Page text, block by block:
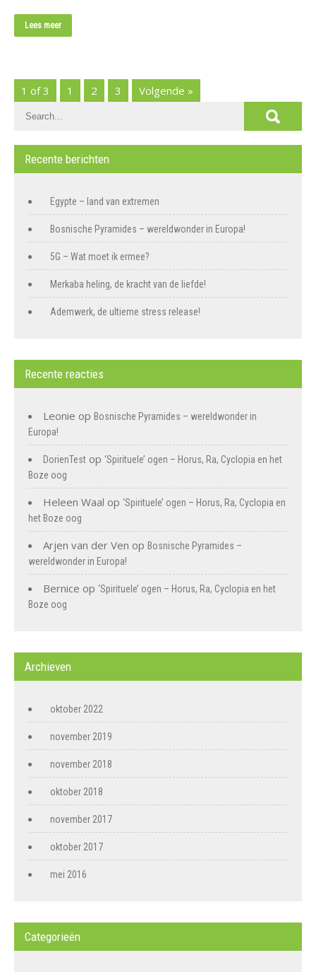
Lees meer
1 of 3 1 2 3 Volgende »
Recente berichten
Egypte – land van extremen
Bosnische Pyramides – wereldwonder in Europa!
5G – Wat moet ik ermee?
Merkaba heling, de kracht van de liefde!
Ademwerk, de ultieme stress release!
Recente reacties
Leonie op Bosnische Pyramides – wereldwonder in
Europa!
DorienTest op ‘Spirituele’ ogen – Horus, Ra, Cyclopia en het
Boze oog
Heleen Waal op ‘Spirituele’ ogen – Horus, Ra, Cyclopia en
het Boze oog
Arjen van der Ven op Bosnische Pyramides –
wereldwonder in Europa!
Bernice op ‘Spirituele’ ogen – Horus, Ra, Cyclopia en het
Boze oog
Archieven
oktober 2022
november 2019
november 2018
oktober 2018
november 2017
oktober 2017
mei 2016
Categorieën